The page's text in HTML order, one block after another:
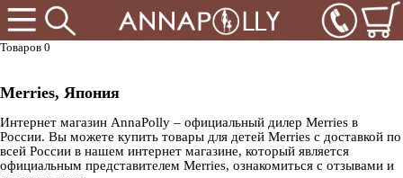
Товаров 0
Merries, Япония
Интернет магазин AnnaPolly – официальный дилер Merries в
России. Вы можете купить товары для детей Merries с доставкой по
всей России в нашем интернет магазине, который является
официальным представителем Merries, ознакомиться с отзывами и